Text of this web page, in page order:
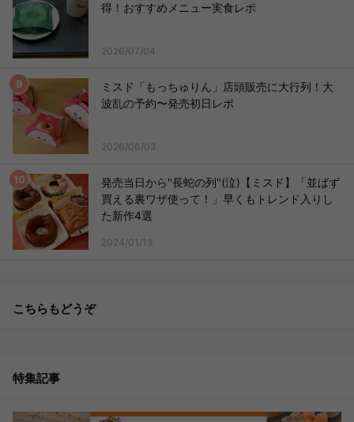
得！おすすめメニュー実食レポ
2026/07/04
ミスド「もっちゅりん」店頭販売に大行列！大
波乱の予約〜発売初日レポ
2026/06/03
発売当日から"長蛇の列"(泣)【ミスド】「並ばず
買える裏ワザ使って！」早くもトレンド入りし
た新作4選
2024/01/13
こちらもどうぞ
特集記事